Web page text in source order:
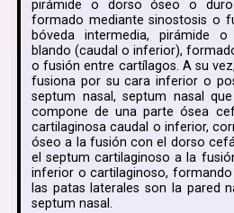
pirámide o dorso óseo o
formado mediante sinostosis o
bóveda intermedia, pirámide
blando (caudal o inferior),
o fusión entre cartílagos. A su
fusiona por su cara inferior o
septum nasal, septum nasal
compone de una parte ósea
cartilaginosa caudal o inferior,
óseo a la fusión con el dorso
el septum cartilaginoso a la
inferior o cartilaginoso,
las patas laterales son la pared
septum nasal.